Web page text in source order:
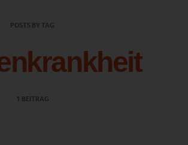
POSTS BY TAG
1 BEITRAG